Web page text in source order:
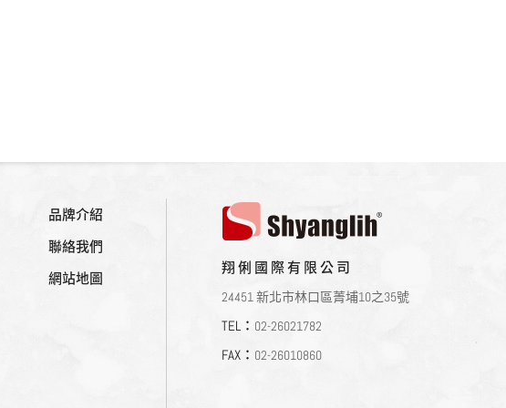
品牌介紹
聯絡我們
網站地圖
翔俐國際有限公司
24451 新北市林口區菁埔10之35號
TEL： 02-26021782
FAX： 02-26010860